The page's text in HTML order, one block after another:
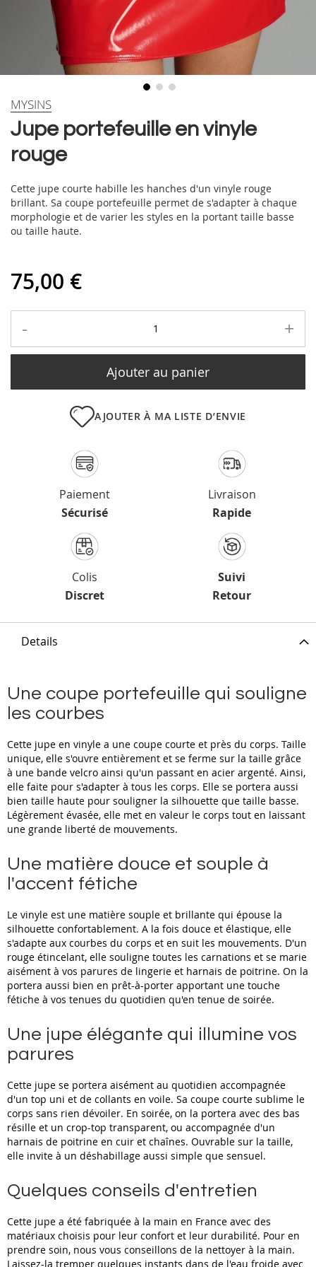
Skip
the
images
gallery
Jupe portefeuille en vinyle
rouge
MYSINS
Cette jupe courte habille les hanches d'un vinyle rouge
brillant. Sa coupe portefeuille permet de s'adapter à chaque
morphologie et de varier les styles en la portant taille basse
ou taille haute.
75,00 €
- +
Ajouter au panier
AJOUTER À MA LISTE D’ENVIE
Paiement
Sécurisé
Livraison
Rapide
Colis
Discret
Suivi
Retour
Details
Une coupe portefeuille qui souligne
les courbes
Cette jupe en vinyle a une coupe courte et près du corps. Taille
unique, elle s'ouvre entièrement et se ferme sur la taille grâce
à une bande velcro ainsi qu'un passant en acier argenté. Ainsi,
elle faite pour s'adapter à tous les corps. Elle se portera aussi
bien taille haute pour souligner la silhouette que taille basse.
Légèrement évasée, elle met en valeur le corps tout en laissant
une grande liberté de mouvements.
Une matière douce et souple à
l'accent fétiche
Le vinyle est une matière souple et brillante qui épouse la
silhouette confortablement. A la fois douce et élastique, elle
s'adapte aux courbes du corps et en suit les mouvements. D'un
rouge étincelant, elle souligne toutes les carnations et se marie
aisément à vos parures de lingerie et harnais de poitrine. On la
portera aussi bien en prêt-à-porter apportant une touche
fétiche à vos tenues du quotidien qu'en tenue de soirée.
Une jupe élégante qui illumine vos
parures
Cette jupe se portera aisément au quotidien accompagnée
d'un top uni et de collants en voile. Sa coupe courte sublime le
corps sans rien dévoiler. En soirée, on la portera avec des bas
résille et un crop-top transparent, ou accompagnée d'un
harnais de poitrine en cuir et chaînes. Ouvrable sur la taille,
elle invite à un déshabillage aussi simple que sensuel.
Quelques conseils d'entretien
Cette jupe a été fabriquée à la main en France avec des
matériaux choisis pour leur confort et leur durabilité. Pour en
prendre soin, nous vous conseillons de la nettoyer à la main.
Laissez-la tremper quelques instants dans de l'eau froide avec